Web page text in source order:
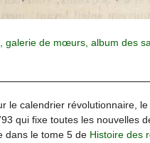
galerie de mœurs, album des
le calendrier révolutionnaire,
qui fixe toutes les nouvelles
dans le tome 5 de Histoire des